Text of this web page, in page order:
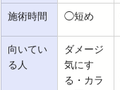
施術時間 ◯短め
向いてい
る人
ダメージ
気にす
る・カラ